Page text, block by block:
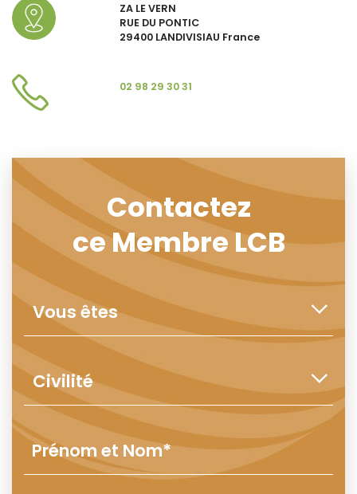
ZA LE VERN
RUE DU PONTIC
29400 LANDIVISIAU France
02 98 29 30 31
Contactez
ce Membre LCB